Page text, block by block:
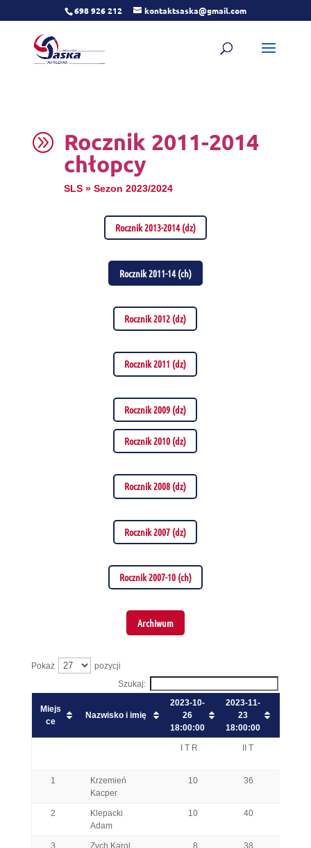
698 926 212 kontaktsaska@gmail.com
A Rocznik 2011-2014
chłopcy
SLS » Sezon 2023/2024
Rocznik 2013-2014 (dz)
Rocznik 2011-14 (ch)
Rocznik 2012 (dz)
Rocznik 2011 (dz)
Rocznik 2009 (dz)
Rocznik 2010 (dz)
Rocznik 2008 (dz)
Rocznik 2007 (dz)
Rocznik 2007-10 (ch)
Archiwum
Pokaż
pozycji
Szukaj:
Miejs
ce
Nazwisko i imię
2023-10-
26
18:00:00
2023-11-
23
18:00:00
I T R II T
1
Krzemień
Kacper
10 36
2
Klepacki
Adam
10 40
3 Zych Karol 8 38